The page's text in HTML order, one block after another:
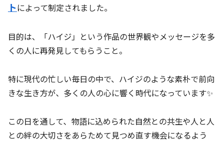
トによって制定されました。
目的は、「ハイジ」という作品の世界観やメッセージを多
くの人に再発見してもらうこと。
特に現代の忙しい毎日の中で、ハイジのような素朴で前向
きな生き方が、多くの人の心に響く時代になっています✨
この日を通して、物語に込められた自然との共生や人と人
との絆の大切さをあらためて見つめ直す機会になるよう